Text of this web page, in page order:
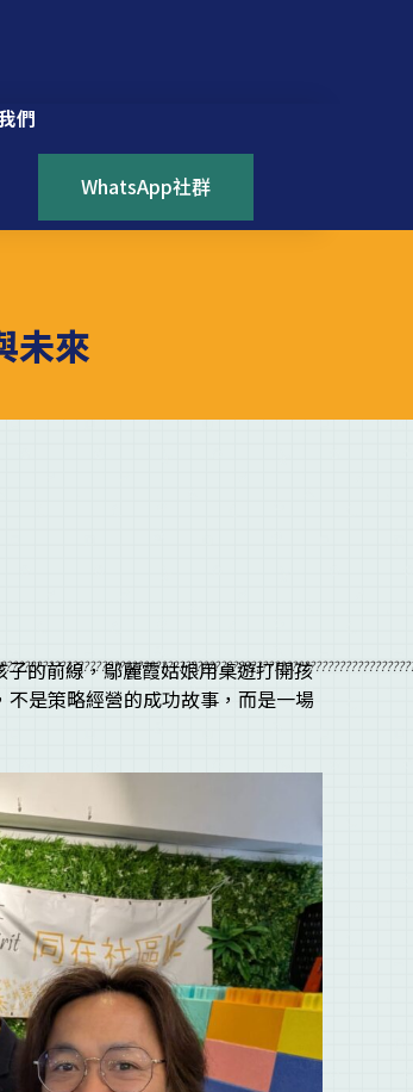
們
WhatsApp社群
未來
的前線，鄔麗霞姑娘用桌遊打開孩
是策略經營的成功故事，而是一場